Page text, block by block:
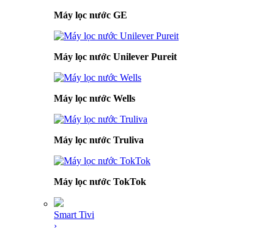
Máy lọc nước GE
Máy lọc nước Unilever Pureit
Máy lọc nước Wells
Máy lọc nước Truliva
Máy lọc nước TokTok
Smart Tivi
›